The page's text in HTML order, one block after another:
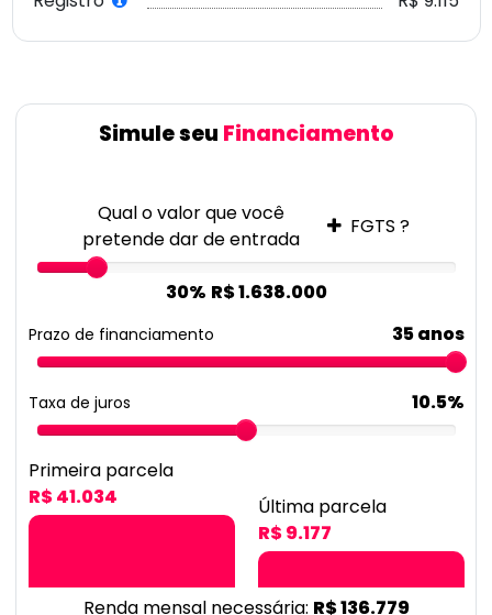
Simule seu Financiamento
Qual o valor que você
pretende dar de entrada
FGTS ?
30% R$ 1.638.000
Prazo de financiamento 35 anos
Taxa de juros 10.5%
Primeira parcela
R$ 41.034
Última parcela
R$ 9.177
Renda mensal necessária: R$ 136.779